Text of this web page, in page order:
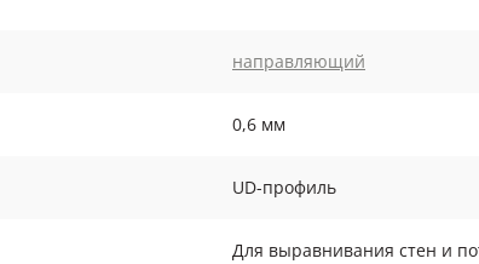
направляющий
0,6 мм
UD-профиль
Для выравнивания стен и